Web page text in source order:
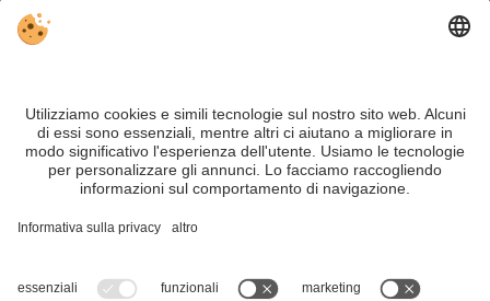
contenuti, si possono verificare errori. Non garantiamo la
correttezza e la completezza di tutte le informazioni. Per
motivi di sicurezza, si prega di verificare chiedendo
direttamente sul posto all'organizzatore.
Sitemap| Editoria& Direttiva privacy |Impostazioni cookie individuali